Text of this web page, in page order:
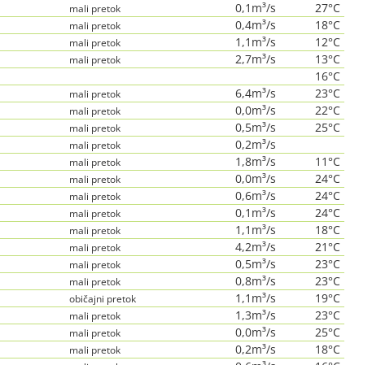
mali pretok 0,1m³/s
27°C
mali pretok 0,4m³/s
18°C
mali pretok 1,1m³/s
12°C
mali pretok 2,7m³/s
13°C
16°C
mali pretok 6,4m³/s
23°C
mali pretok 0,0m³/s
22°C
mali pretok 0,5m³/s
25°C
mali pretok
0,2m³/s
mali pretok 1,8m³/s
11°C
mali pretok 0,0m³/s
24°C
mali pretok 0,6m³/s
24°C
mali pretok 0,1m³/s
24°C
mali pretok 1,1m³/s
18°C
mali pretok 4,2m³/s
21°C
mali pretok 0,5m³/s
23°C
mali pretok 0,8m³/s
23°C
običajni pretok 1,1m³/s
19°C
mali pretok 1,3m³/s
23°C
mali pretok 0,0m³/s
25°C
mali pretok 0,2m³/s
18°C